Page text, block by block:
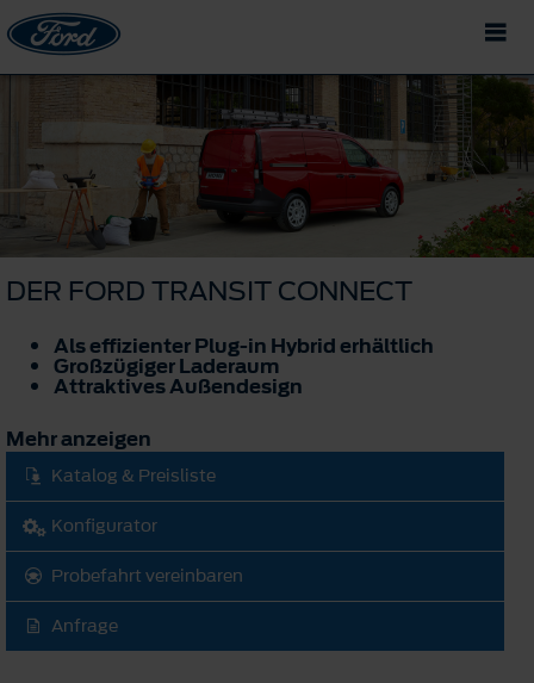
DER FORD TRANSIT CONNECT
Als effizienter Plug-in Hybrid erhältlich
Großzügiger Laderaum
Attraktives Außendesign
Mehr anzeigen
Katalog & Preisliste
Konfigurator
Probefahrt vereinbaren
Anfrage